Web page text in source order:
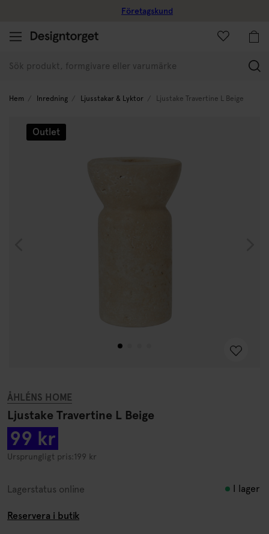
Företagskund
Hem Inredning Ljusstakar & Lyktor Ljustake Travertine L Beige
Outlet
ÅHLÉNS HOME
Ljustake Travertine L Beige
99 kr
Ursprungligt pris:199 kr
Lagerstatus online I lager
Reservera i butik